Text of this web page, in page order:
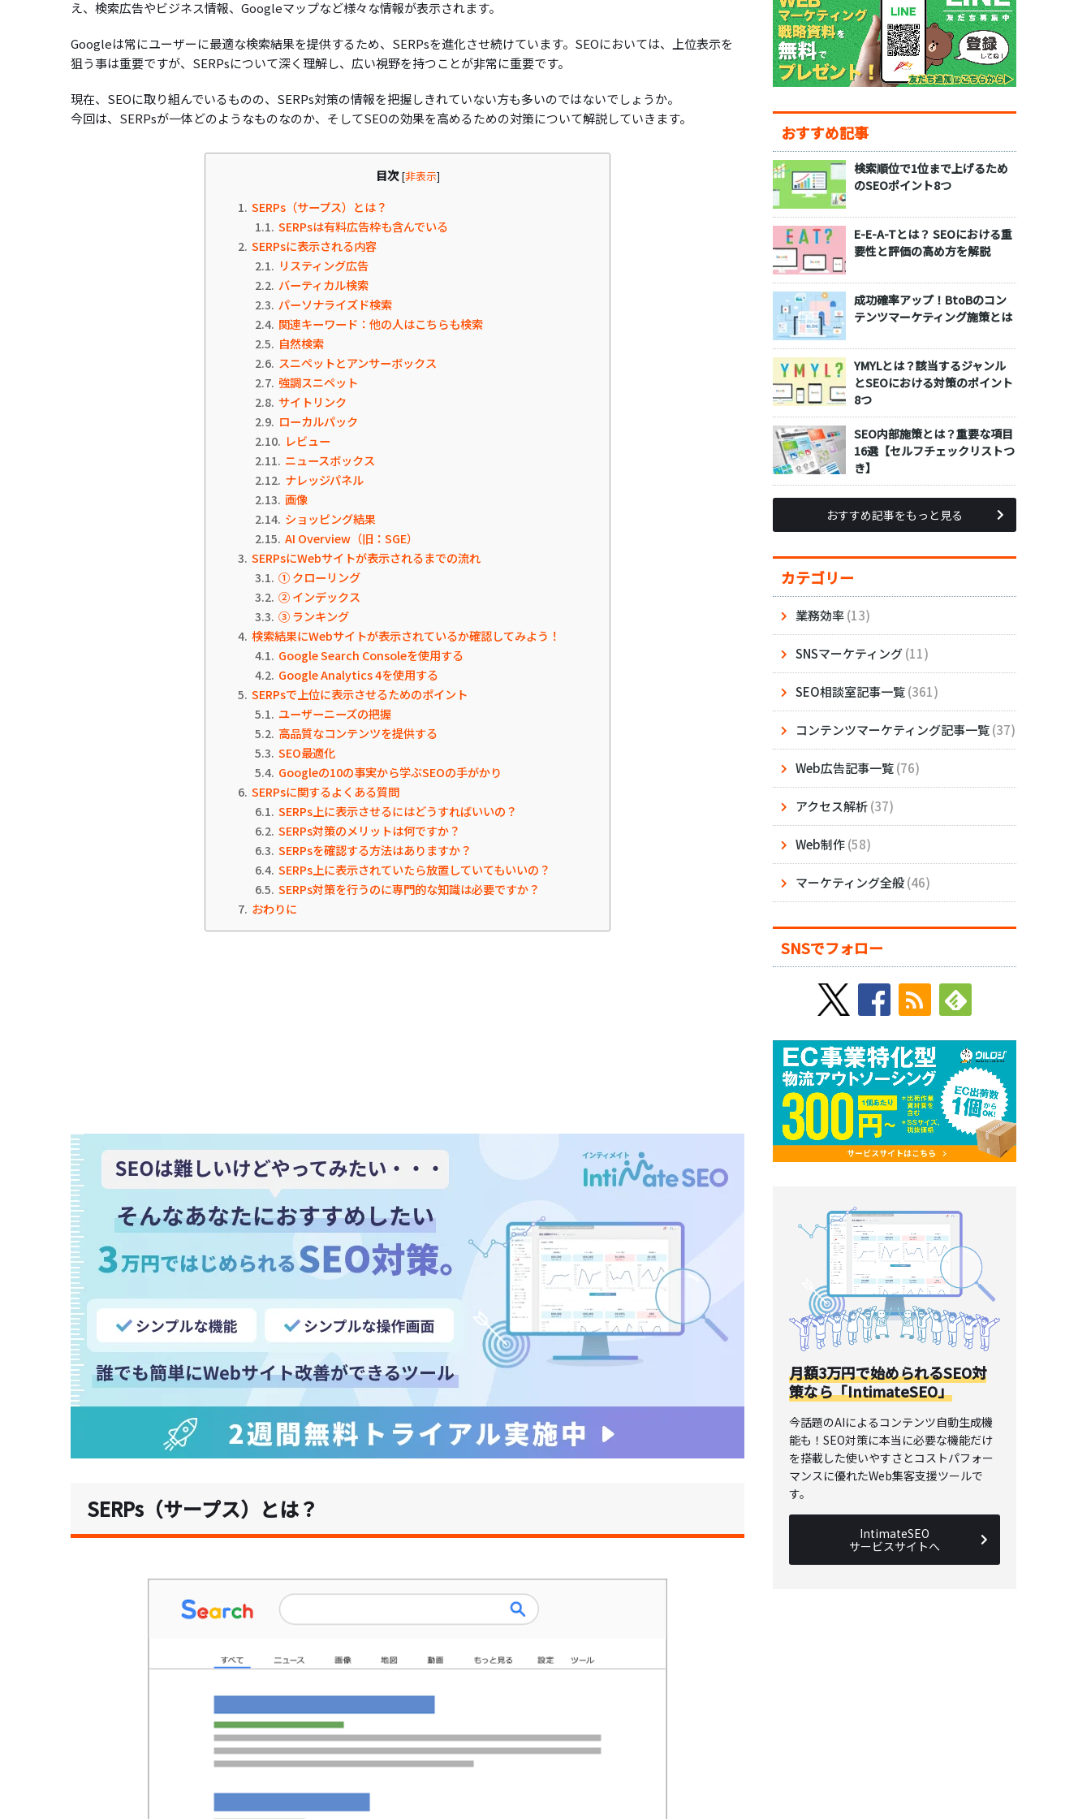
え、検索広告やビジネス情報、Googleマップなど様々な情報が表示されます。
Googleは常にユーザーに最適な検索結果を提供するため、SERPsを進化させ続けています。SEOにおいては、上位表示を
狙う事は重要ですが、SERPsについて深く理解し、広い視野を持つことが非常に重要です。
現在、SEOに取り組んでいるものの、SERPs対策の情報を把握しきれていない方も多いのではないでしょうか。
今回は、SERPsが一体どのようなものなのか、そしてSEOの効果を高めるための対策について解説していきます。
目次 [非表示]
1 SERPs（サープス）とは？
1.1 SERPsは有料広告枠も含んでいる
2 SERPsに表示される内容
2.1
リスティング広告
2.2 バーティカル検索
2.3 パーソナライズド検索
2.4 関連キーワード：他の人はこちらも検索
2.5 自然検索
2.6 スニペットとアンサーボックス
2.7 強調スニペット
2.8 サイトリンク
2.9 ローカルパック
2.10 レビュー
2.11 ニュースボックス
2.12 ナレッジパネル
2.13 画像
2.14 ショッピング結果
2.15 AI Overview（旧：SGE）
3 SERPsにWebサイトが表示されるまでの流れ
3.1 ① クローリング
3.2 ② インデックス
3.3 ③ ランキング
4 検索結果にWebサイトが表示されているか確認してみよう！
4.1 Google Search Consoleを使用する
4.2 Google Analytics 4を使用する
5 SERPsで上位に表示させるためのポイント
5.1 ユーザーニーズの把握
5.2 高品質なコンテンツを提供する
5.3 SEO最適化
5.4 Googleの10の事実から学ぶSEOの手がかり
6 SERPsに関するよくある質問
6.1 SERPs上に表示させるにはどうすればいいの？
6.2 SERPs対策のメリットは何ですか？
6.3 SERPsを確認する方法はありますか？
6.4 SERPs上に表示されていたら放置していてもいいの？
6.5 SERPs対策を行うのに専門的な知識は必要ですか？
7 おわりに
SERPs（サープス）とは？
おすすめ記事
検索順位で1位まで上げるため
のSEOポイント8つ
E-E-A-Tとは？ SEOにおける重
要性と評価の高め方を解説
成功確率アップ！BtoBのコン
テンツマーケティング施策とは
YMYLとは？該当するジャンル
とSEOにおける対策のポイント
8つ
SEO内部施策とは？重要な項目
16選【セルフチェックリストつ
き】
おすすめ記事をもっと見る
カテゴリー
業務効率(13)
SNSマーケティング(11)
SEO相談室記事一覧(361)
コンテンツマーケティング記事一覧(37)
Web広告記事一覧(76)
アクセス解析(37)
Web制作(58)
マーケティング全般(46)
SNSでフォロー
月額3万円で始められるSEO対
策なら「IntimateSEO」
今話題のAIによるコンテンツ自動生成機
能も！SEO対策に本当に必要な機能だけ
を搭載した使いやすさとコストパフォー
マンスに優れたWeb集客支援ツールで
す。
IntimateSEO
サービスサイトへ